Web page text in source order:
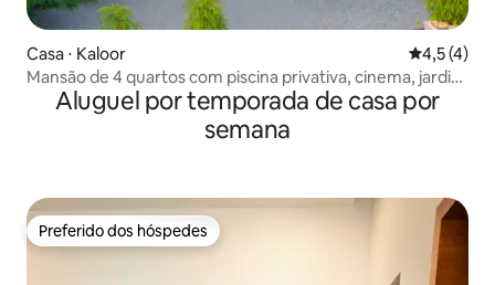
Casa ⋅ Kaloor 4,5 de
4,5 (4)
Mansão de 4 quartos com piscina privativa, cinema, jardim
e elevador
Aluguel por temporada de casa por
semana
Preferido dos hóspedes
Preferido dos hóspedes